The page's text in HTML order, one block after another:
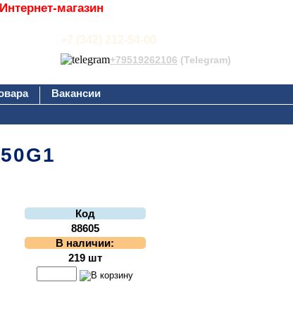
Интернет-магазин
+7 (342) 212-54-00
+79519262106 (Telegram)
Вакансии
Код
88605
В наличии:
219 шт